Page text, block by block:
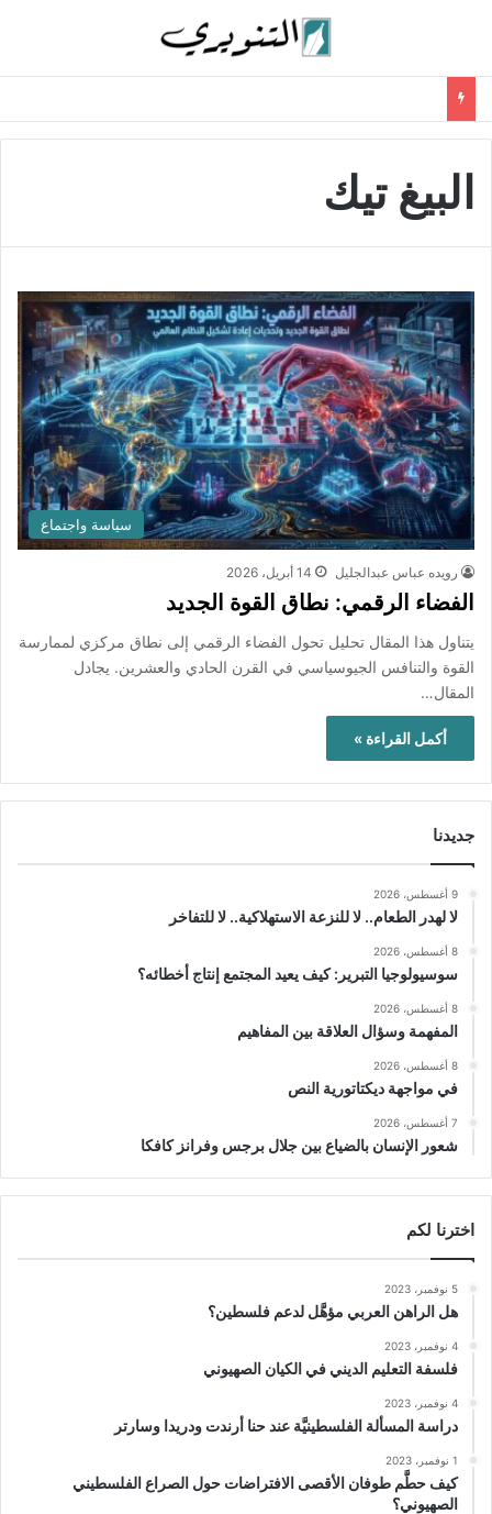
البيغ تيك
سياسة واجتماع
رويده عباس عبدالجليل 14 أبريل، 2026
الفضاء الرقمي: نطاق القوة الجديد
يتناول هذا المقال تحليل تحول الفضاء الرقمي إلى نطاق مركزي لممارسة
القوة والتنافس الجيوسياسي في القرن الحادي والعشرين. يجادل
المقال…
أكمل القراءة »
جديدنا
9 أغسطس، 2026
لا لهدر الطعام.. لا للنزعة الاستهلاكية.. لا للتفاخر
8 أغسطس، 2026
سوسيولوجيا التبرير: كيف يعيد المجتمع إنتاج أخطائه؟
8 أغسطس، 2026
المفهمة وسؤال العلاقة بين المفاهيم
8 أغسطس، 2026
في مواجهة ديكتاتورية النص
7 أغسطس، 2026
شعور الإنسان بالضياع بين جلال برجس وفرانز كافكا
اخترنا لكم
5 نوفمبر، 2023
هل الراهن العربي مؤهَّل لدعم فلسطين؟
4 نوفمبر، 2023
فلسفة التعليم الديني في الكيان الصهيوني
4 نوفمبر، 2023
دراسة المسألة الفلسطينيَّة عند حنا أرندت ودريدا وسارتر
1 نوفمبر، 2023
كيف حطَّم طوفان الأقصى الافتراضات حول الصراع الفلسطيني
الصهيوني؟